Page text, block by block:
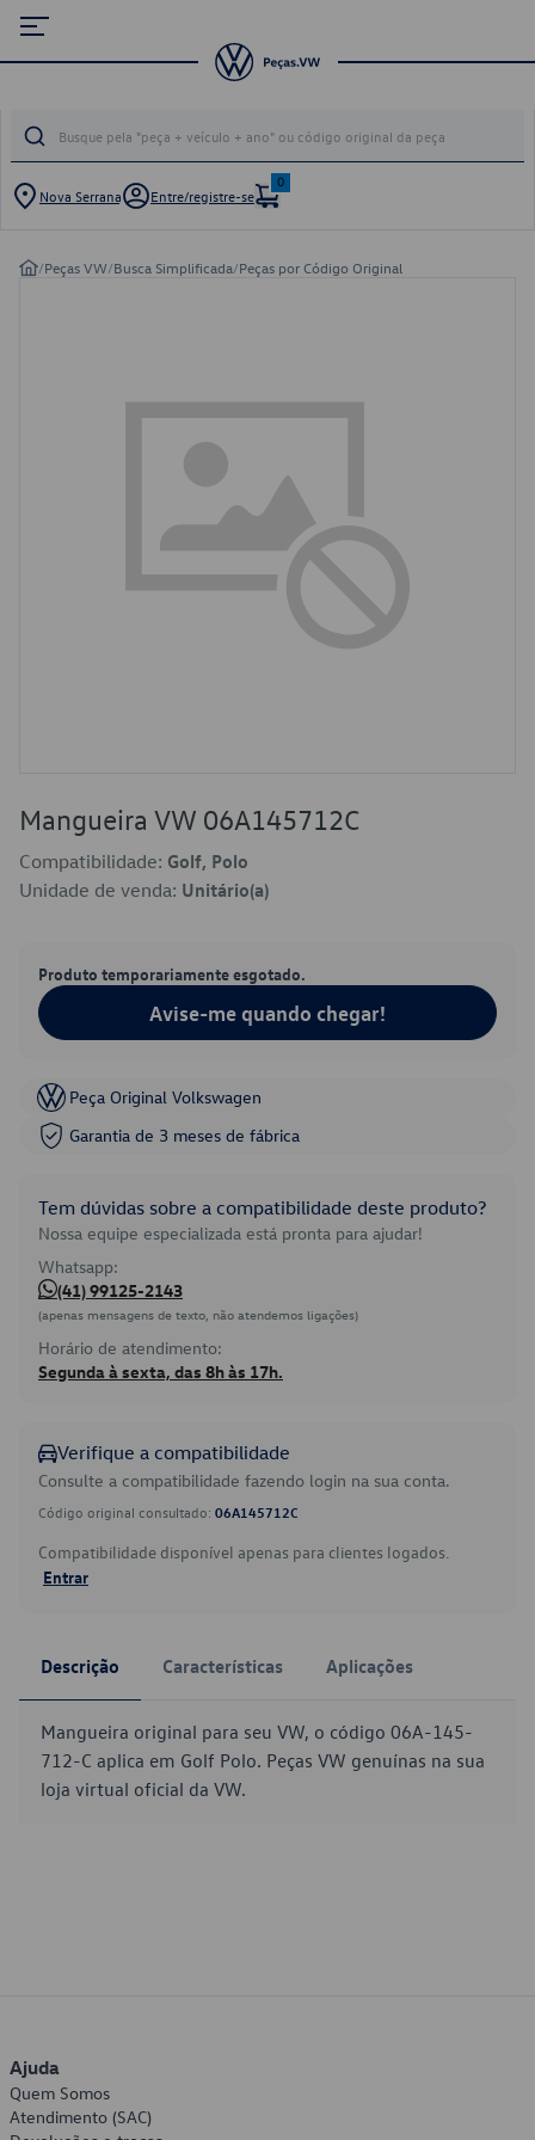
Nova Serrana Entre/registre-se
0
/Peças VW/Busca Simplificada/Peças por Código Original
Mangueira VW 06A145712C
Compatibilidade: Golf, Polo
Unidade de venda: Unitário(a)
Produto temporariamente esgotado.
Avise-me quando chegar!
Peça Original Volkswagen
Garantia de 3 meses de fábrica
Tem dúvidas sobre a compatibilidade deste produto?
Nossa equipe especializada está pronta para ajudar!
Whatsapp:
(41) 99125-2143
(apenas mensagens de texto, não atendemos ligações)
Horário de atendimento:
Segunda à sexta, das 8h às 17h.
Verifique a compatibilidade
Consulte a compatibilidade fazendo login na sua conta.
Código original consultado: 06A145712C
Compatibilidade disponível apenas para clientes logados.
Entrar
Descrição Características Aplicações
Mangueira original para seu VW, o código 06A-145-
712-C aplica em Golf Polo. Peças VW genuínas na sua
loja virtual oficial da VW.
Ajuda
Quem Somos
Atendimento (SAC)